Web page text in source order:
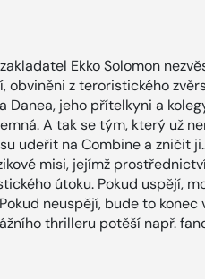
Ekko Solomon
obviněni z teroristického
Danea, jeho přítelkyni a
A tak se tým, který už
udeřit na Combine a zničit
misi, jejímž
útoku. Pokud uspějí,
neuspějí, bude to konec
thrilleru potěší např.